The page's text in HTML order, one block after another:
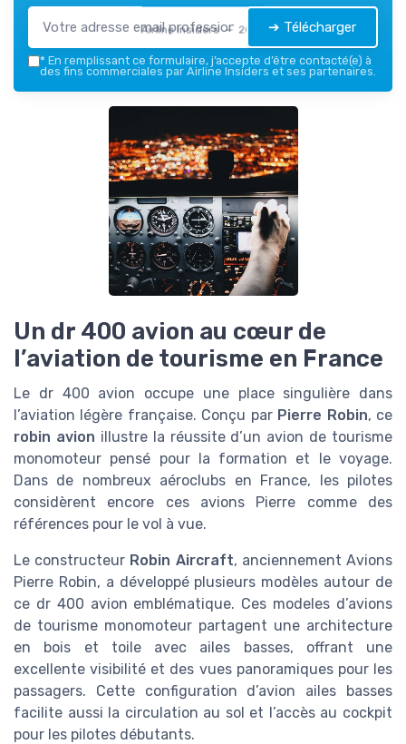
Airline Insiders — 2026 ➔ Télécharger
* En remplissant ce formulaire, j’accepte d’être contacté(e) à
des fins commerciales par Airline Insiders et ses partenaires.
Un dr 400 avion au cœur de
l’aviation de tourisme en France
Le dr 400 avion occupe une place singulière dans
l’aviation légère française. Conçu par Pierre Robin, ce
robin avion illustre la réussite d’un avion de tourisme
monomoteur pensé pour la formation et le voyage.
Dans de nombreux aéroclubs en France, les pilotes
considèrent encore ces avions Pierre comme des
références pour le vol à vue.
Le constructeur Robin Aircraft, anciennement Avions
Pierre Robin, a développé plusieurs modèles autour de
ce dr 400 avion emblématique. Ces modeles d’avions
de tourisme monomoteur partagent une architecture
en bois et toile avec ailes basses, offrant une
excellente visibilité et des vues panoramiques pour les
passagers. Cette configuration d’avion ailes basses
facilite aussi la circulation au sol et l’accès au cockpit
pour les pilotes débutants.